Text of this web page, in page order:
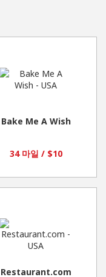
Bake Me A Wish
34 마일 / $10
Restaurant.com